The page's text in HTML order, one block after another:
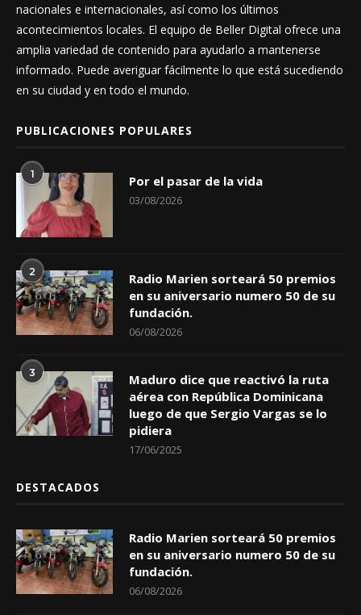
nacionales e internacionales, así como los últimos
acontecimientos locales. El equipo de Beller Digital ofrece una
amplia variedad de contenido para ayudarlo a mantenerse
informado. Puede averiguar fácilmente lo que está sucediendo
en su ciudad y en todo el mundo.
PUBLICACIONES POPULARES
1 Por el pasar de la vida
03/08/2026
2
Radio Marien sorteará 50 premios
en su aniversario numero 50 de su
fundación.
06/08/2026
3
Maduro dice que reactivó la ruta
aérea con República Dominicana
luego de que Sergio Vargas se lo
pidiera
17/06/2025
DESTACADOS
Radio Marien sorteará 50 premios
en su aniversario numero 50 de su
fundación.
06/08/2026